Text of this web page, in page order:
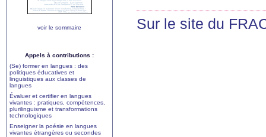
Sur le site du
voir le sommaire
Appels à contributions :
(Se) former en langues : des
politiques éducatives et
linguistiques aux classes de
langues
Évaluer et certifier en langues
vivantes : pratiques, compétences,
plurilinguisme et transformations
technologiques
Enseigner la poésie en langues
vivantes étrangères ou secondes